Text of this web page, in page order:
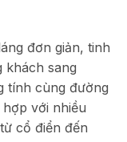
đơn giản, tinh
khách sang
tính cùng đường
với nhiều
cổ điển đến